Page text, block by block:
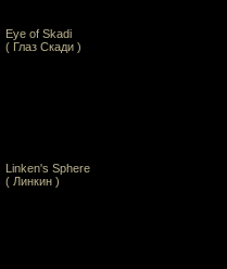
Eye of Skadi
( Глаз Скади )
Linken's Sphere
( Линкин )